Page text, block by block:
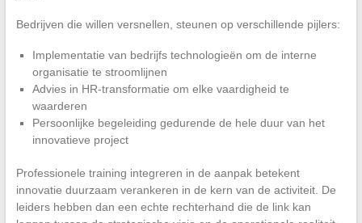
Bedrijven die willen versnellen, steunen op verschillende pijlers:
Implementatie van bedrijfs technologieën om de interne
organisatie te stroomlijnen
Advies in HR-transformatie om elke vaardigheid te
waarderen
Persoonlijke begeleiding gedurende de hele duur van het
innovatieve project
Professionele training integreren in de aanpak betekent
innovatie duurzaam verankeren in de kern van de activiteit. De
leiders hebben dan een echte rechterhand die de link kan